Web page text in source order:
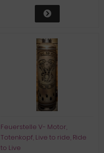
Feuerstelle V- Motor,
Totenkopf, Live to ride, Ride
to Live